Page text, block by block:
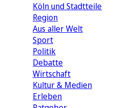
Köln und Stadtteile
Region
Aus aller Welt
Sport
Politik
Debatte
Wirtschaft
Kultur & Medien
Erleben